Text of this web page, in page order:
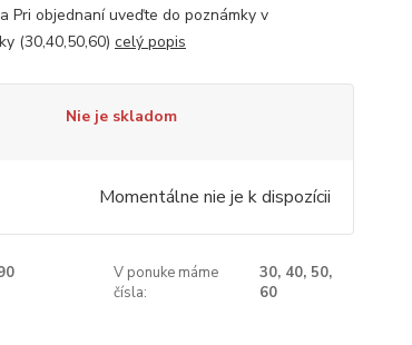
Pri objednaní uveďte do poznámky v
(30,40,50,60) celý popis
Nie je skladom
Momentálne nie je k dispozícii
V ponuke máme
čísla:
30, 40, 50,
60